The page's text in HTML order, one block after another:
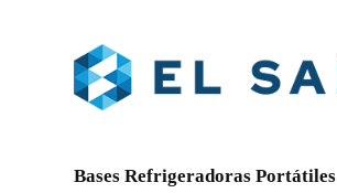
Bases Refrigeradoras Portátiles